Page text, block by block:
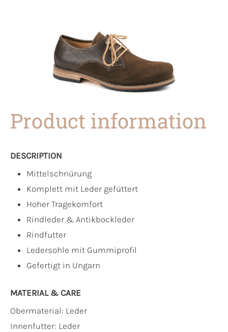
Product information
DESCRIPTION
Mittelschnürung
Komplett mit Leder gefüttert
Hoher Tragekomfort
Rindleder & Antikbockleder
Rindfutter
Ledersohle mit Gummiprofil
Gefertigt in Ungarn
MATERIAL & CARE
Obermaterial: Leder
Innenfutter: Leder